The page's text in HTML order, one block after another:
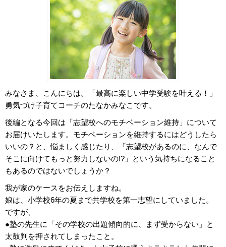
みなさま、こんにちは。「最高に楽しい中学受験を叶える！」
勇気づけ子育てコーチのたなかみなこです。
後編となる今回は「志望校へのモチベーション維持」について
お届けいたします。モチベーションを維持するにはどうしたら
いいの？と、悩ましく感じたり、「志望校があるのに、なんで
そこに向けてもっと努力しないの!?」という気持ちになること
もあるのではないでしょうか？
我が家のケースをお伝えしますね。
娘は、小学校6年の夏まで共学校を第一志望にしていました。
ですが、
●塾の先生に「その学校の出題傾向的に、まず受からない」と
太鼓判を押されてしまったこと。